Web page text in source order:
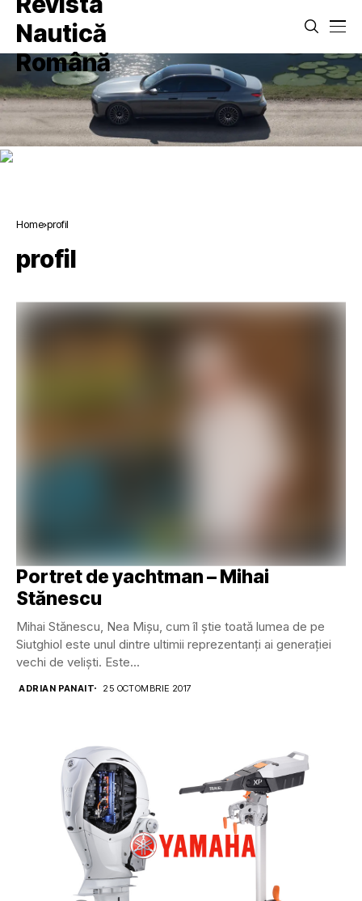
Home profil
profil
Portret de yachtman – Mihai
Stănescu
Mihai Stănescu, Nea Mișu, cum îl știe toată lumea de pe
Siutghiol este unul dintre ultimii reprezentanți ai generației
vechi de veliști. Este...
ADRIAN PANAIT 25 OCTOMBRIE 2017